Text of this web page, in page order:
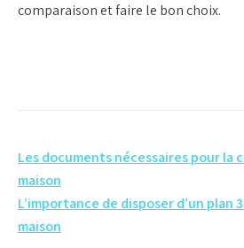
comparaison et faire le bon choix.
Navigation
de
l’article
Les documents nécessaires pour la
maison
L’importance de disposer d’un plan
maison